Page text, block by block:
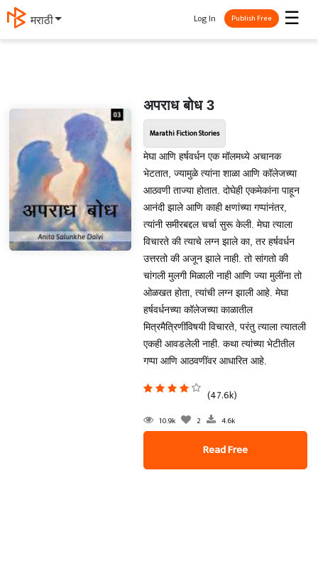
मराठी ☰
Log In Publish Free
अपराध बोध 3
Marathi Fiction Stories
मेघा आणि हर्षवर्धन एक मॉलमध्ये अचानक
भेटतात, ज्यामुळे त्यांना शाळा आणि कॉलेजच्या
आठवणी ताज्या होतात. दोघेही एकमेकांना पाहून
आनंदी झाले आणि काही क्षणांच्या गप्पांनंतर,
त्यांनी समीरबद्दल चर्चा सुरू केली. मेघा त्याला
विचारते की त्याचे लग्न झाले का, तर हर्षवर्धन
उत्तरतो की अजून झाले नाही. तो सांगतो की
चांगली मुलगी मिळाली नाही आणि ज्या मुलींना तो
ओळखत होता, त्यांची लग्न झाली आहे. मेघा
हर्षवर्धनच्या कॉलेजच्या काळातील
मित्रमैत्रिणींविषयी विचारते, परंतु त्याला त्यातली
एकही आवडलेली नाही. कथा त्यांच्या भेटीतील
गप्पा आणि आठवणींवर आधारित आहे.
(47.6k)
10.9k 2 4.6k
Read Free